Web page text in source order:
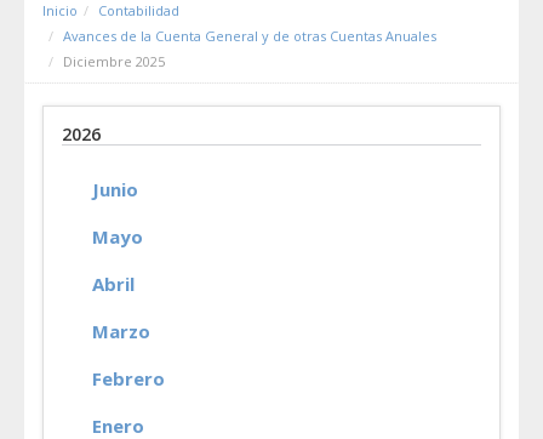
Inicio
Contabilidad
Avances de la Cuenta General y de otras Cuentas Anuales
Diciembre 2025
2026
Junio
Mayo
Abril
Marzo
Febrero
Enero